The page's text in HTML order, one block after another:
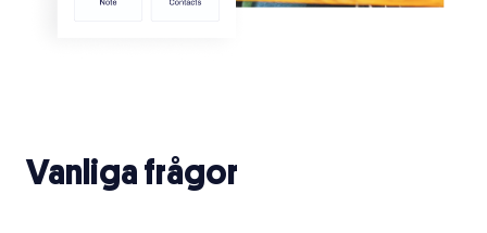
Vanliga frågor